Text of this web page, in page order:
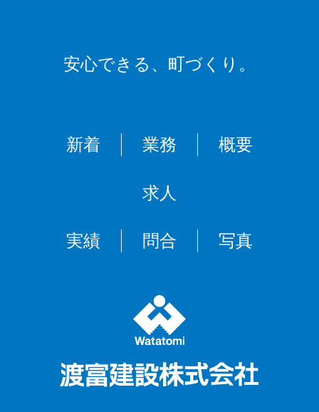
安心できる、 町づくり。
新着 業務 概要
求人
実績 問合 写真